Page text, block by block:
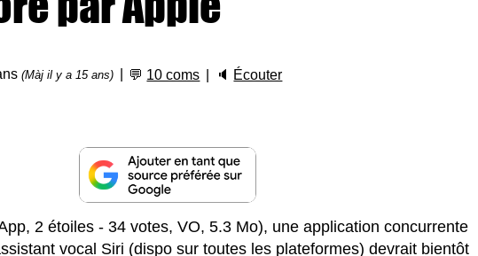
(Màj il y a 15 ans) 💬 10 coms 🔈 Écouter
2 étoiles - 34 votes, VO, 5.3 Mo), une application concurrente
vocal Siri (dispo sur toutes les plateformes) devrait bientôt